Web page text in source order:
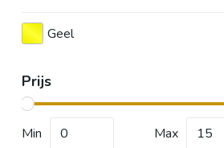
Geel
Prijs
Min Max